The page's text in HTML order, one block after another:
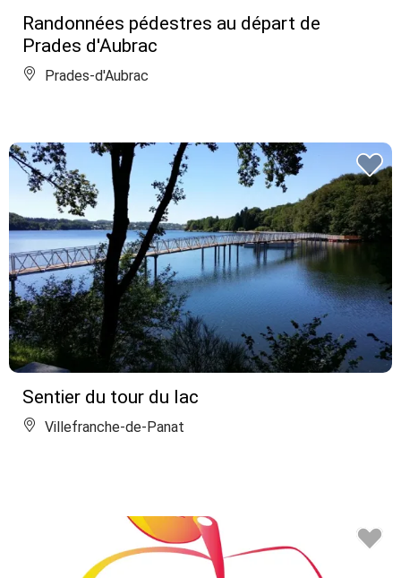
Randonnées pédestres au départ de
Prades d'Aubrac
Prades-d'Aubrac
Sentier du tour du lac
Villefranche-de-Panat